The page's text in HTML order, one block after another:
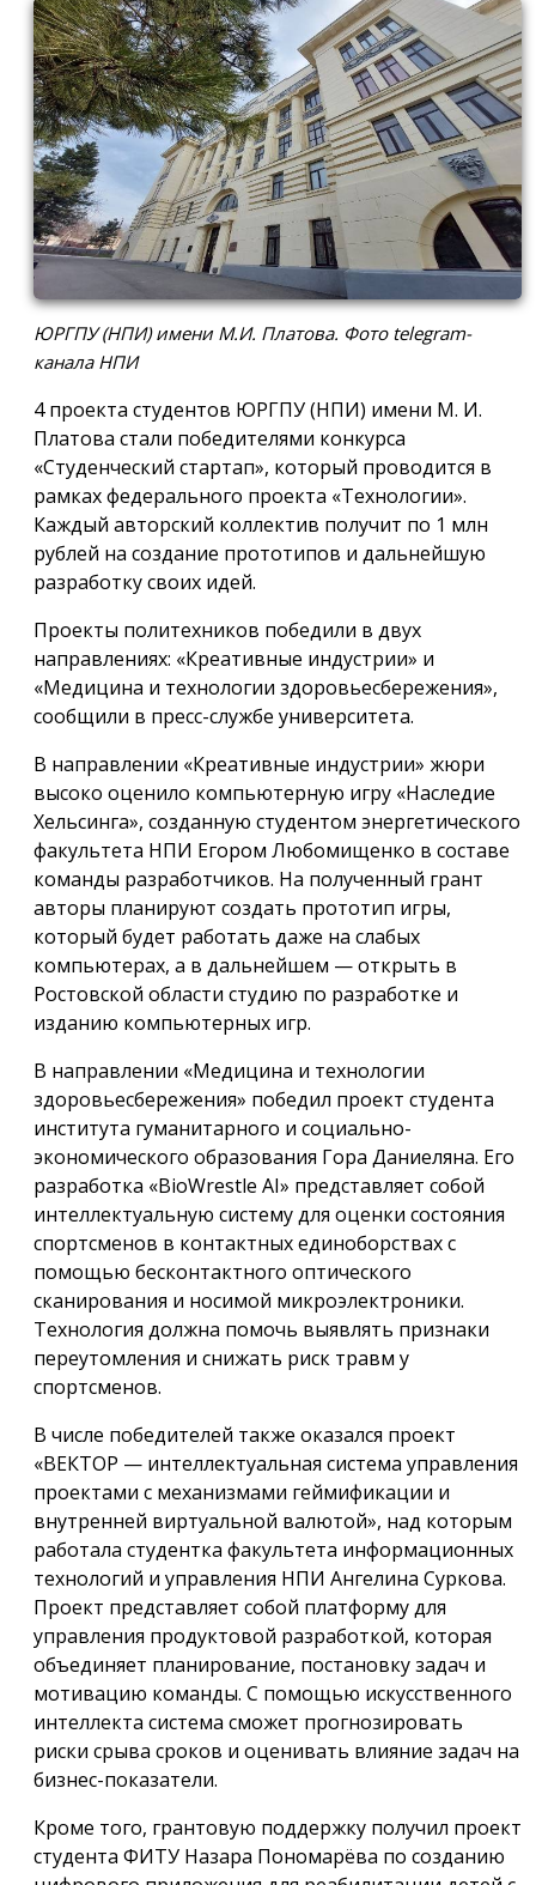
ЮРГПУ (НПИ) имени М.И. Платова. Фото telegram-
канала НПИ
4 проекта студентов ЮРГПУ (НПИ) имени М. И.
Платова стали победителями конкурса
«Студенческий стартап», который проводится в
рамках федерального проекта «Технологии».
Каждый авторский коллектив получит по 1 млн
рублей на создание прототипов и дальнейшую
разработку своих идей.
Проекты политехников победили в двух
направлениях: «Креативные индустрии» и
«Медицина и технологии здоровьесбережения»,
сообщили в пресс-службе университета.
В направлении «Креативные индустрии» жюри
высоко оценило компьютерную игру «Наследие
Хельсинга», созданную студентом энергетического
факультета НПИ Егором Любомищенко в составе
команды разработчиков. На полученный грант
авторы планируют создать прототип игры,
который будет работать даже на слабых
компьютерах, а в дальнейшем — открыть в
Ростовской области студию по разработке и
изданию компьютерных игр.
В направлении «Медицина и технологии
здоровьесбережения» победил проект студента
института гуманитарного и социально-
экономического образования Гора Даниеляна. Его
разработка «BioWrestle AI» представляет собой
интеллектуальную систему для оценки состояния
спортсменов в контактных единоборствах с
помощью бесконтактного оптического
сканирования и носимой микроэлектроники.
Технология должна помочь выявлять признаки
переутомления и снижать риск травм у
спортсменов.
В числе победителей также оказался проект
«ВЕКТОР — интеллектуальная система управления
проектами с механизмами геймификации и
внутренней виртуальной валютой», над которым
работала студентка факультета информационных
технологий и управления НПИ Ангелина Суркова.
Проект представляет собой платформу для
управления продуктовой разработкой, которая
объединяет планирование, постановку задач и
мотивацию команды. С помощью искусственного
интеллекта система сможет прогнозировать
риски срыва сроков и оценивать влияние задач на
бизнес-показатели.
Кроме того, грантовую поддержку получил проект
студента ФИТУ Назара Пономарёва по созданию